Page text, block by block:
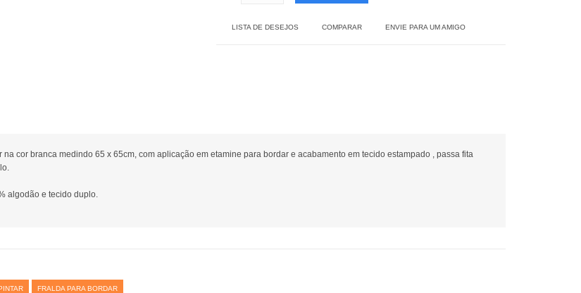
LISTA DE DESEJOS COMPARAR ENVIE PARA UM AMIGO
na cor branca medindo 65 x 65cm, com aplicação em etamine para bordar e acabamento em tecido estampado , passa fita
algodão e tecido duplo.
FRALDA PARA BORDAR